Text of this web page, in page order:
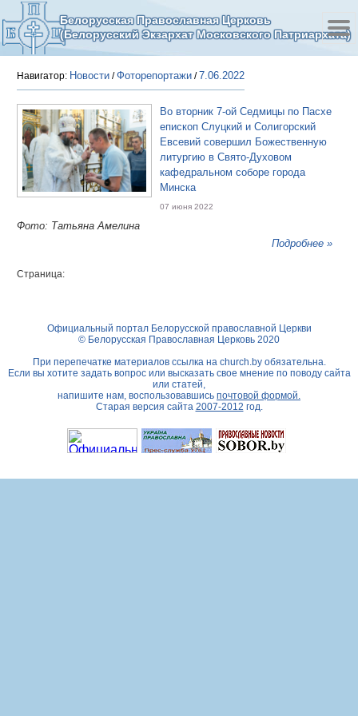
Белорусская Православная Церковь
(Белорусский Экзархат Московского Патриархата)
Навигатор: Новости /Фоторепортажи /7.06.2022
Во вторник 7-ой Седмицы по Пасхе
епископ Слуцкий и Солигорский
Евсевий совершил Божественную
литургию в Свято-Духовом
кафедральном соборе города
Минска
07 июня 2022
Фото: Татьяна Амелина
Подробнее »
Страница:
Официальный портал Белорусской православной Церкви
© Белорусская Православная Церковь 2020
При перепечатке материалов ссылка на church.byобязательна.
Если вы хотите задать вопрос или высказать свое мнение по поводу сайта
или статей,
напишите нам, воспользовавшись почтовой формой.
Старая версия сайта 2007-2012 год.